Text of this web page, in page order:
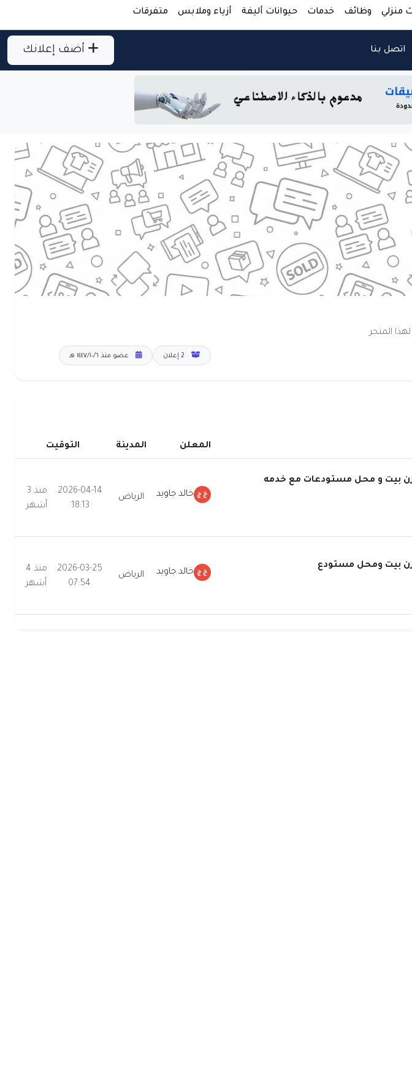
منزلي وظائف خدمات حيوانات أليفة أزياء وملابس متفرقات
اتصل بنا أضف إعلانك
المتجر
عضو منذ ٦‏/١٠‏/١٤٤٧ هـ
المعلن المدينة التوقيت
بيت و محل مستودعات مع خدمه
خالد جاويد الرياض
2026-04-14
18:13
منذ 3
أشهر
بيت ومحل مستودع
خالد جاويد الرياض
2026-03-25
07:54
منذ 4
أشهر